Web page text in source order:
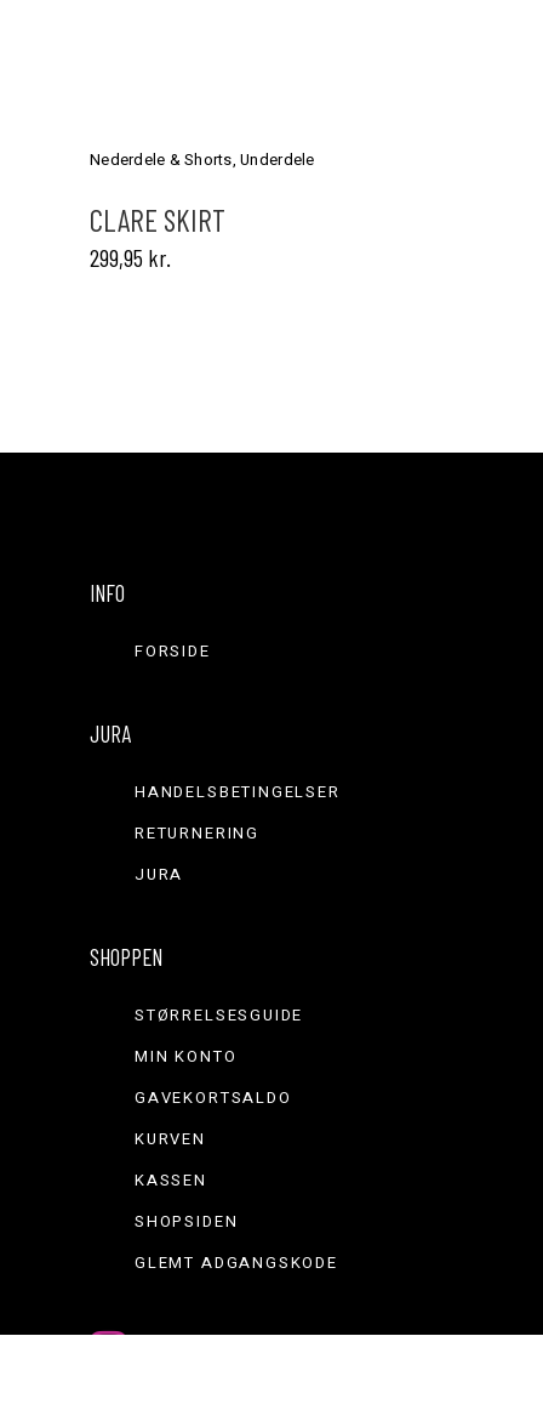
varianter.
Mulighederne
kan
Nederdele & Shorts,Underdele
CLARE SKIRT
299,95 kr.
INFO
FORSIDE
JURA
HANDELSBETINGELSER
RETURNERING
JURA
SHOPPEN
STØRRELSESGUIDE
MIN KONTO
GAVEKORTSALDO
KURVEN
KASSEN
SHOPSIDEN
GLEMT ADGANGSKODE